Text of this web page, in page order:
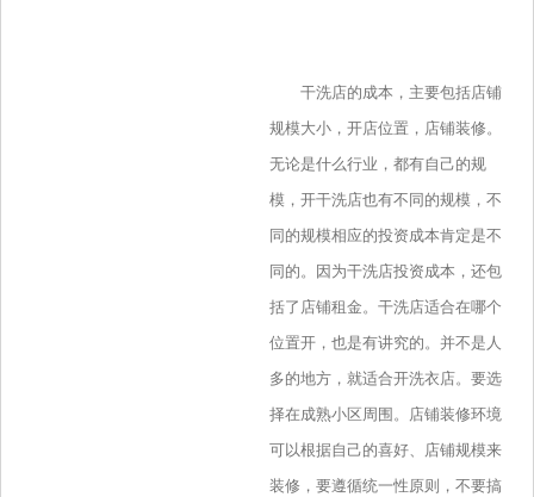
干洗店的成本，主要包括店铺
规模大小，开店位置，店铺装修。
无论是什么行业，都有自己的规
模，开干洗店也有不同的规模，不
同的规模相应的投资成本肯定是不
同的。因为干洗店投资成本，还包
括了店铺租金。干洗店适合在哪个
位置开，也是有讲究的。并不是人
多的地方，就适合开洗衣店。要选
择在成熟小区周围。店铺装修环境
可以根据自己的喜好、店铺规模来
装修，要遵循统一性原则，不要搞